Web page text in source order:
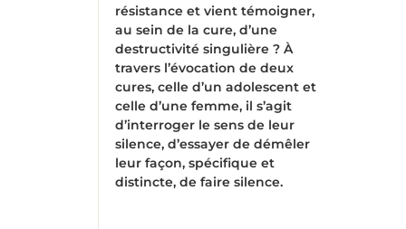
résistance et vient témoigner,
au sein de la cure, d’une
destructivité singulière ? À
travers l’évocation de deux
cures, celle d’un adolescent et
celle d’une femme, il s’agit
d’interroger le sens de leur
silence, d’essayer de démêler
leur façon, spécifique et
distincte, de faire silence.